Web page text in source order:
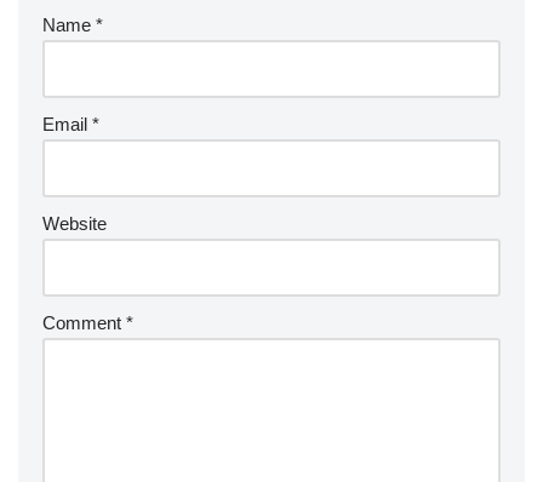
Name *
Email *
Website
Comment *